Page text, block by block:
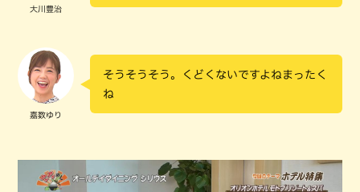
大川豊治
嘉数ゆり
そうそうそう。くどくないですよねまったく
ね